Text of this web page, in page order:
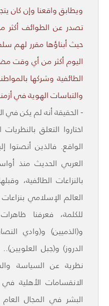
ويطابق واقعنا وإن كان
تصدر عن الطوائف أكثر
حيث أبناؤها مقرر لهم
اليوم أكثر من أي وقت
الطائفية وشركها
والتباسات الهوية في
- الحقيقة أنه لم يكن في
اختاروا التعلق
الواقع. فالذين أنصتوا
العربي الحديث منذ
بالنزاعات الطائفية،
العالم الإسلامي
للكلمة، فعرفنا
و(الذميين) و(وادي
الدروز) و(جبل
نظرية عن السياسة
الانقسامات الأهلية
البشر في المجال